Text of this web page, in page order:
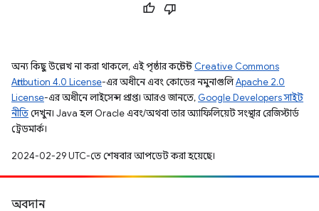
অন্য কিছু উল্লেখ না করা থাকলে, এই পৃষ্ঠার কন্টেন্ট Creative Commons
Attribution 4.0 License-এর অধীনে এবং কোডের নমুনাগুলিApache 2.0
License-এর অধীনে লাইসেন্স প্রাপ্ত। আরও জানতে, Google Developers সাইট
নীতিদেখুন। Java হল Oracle এবং/অথবা তার অ্যাফিলিয়েট সংস্থার রেজিস্টার্ড
ট্রেডমার্ক।
2024-02-29 UTC-তে শেষবার আপডেট করা হয়েছে।
অবদান